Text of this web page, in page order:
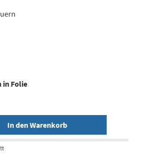
in Folie
In den Warenkorb